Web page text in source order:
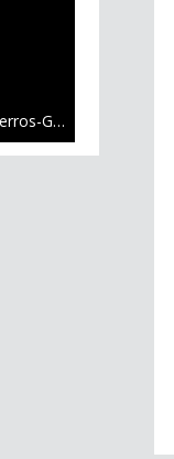
Maison bourgeoise Perros-Guirec